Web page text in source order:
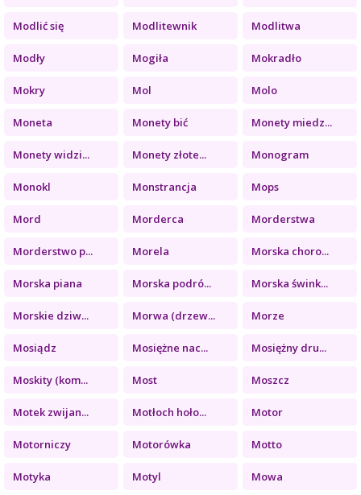
Modlić się Modlitewnik Modlitwa
Modły Mogiła Mokradło
Mokry Mol Molo
Moneta Monety bić Monety miedz...
Monety widzi... Monety złote... Monogram
Monokl Monstrancja Mops
Mord Morderca Morderstwa
Morderstwo p... Morela Morska choro...
Morska piana Morska podró... Morska śwink...
Morskie dziw... Morwa (drzew... Morze
Mosiądz Mosiężne nac... Mosiężny dru...
Moskity (kom... Most Moszcz
Motek zwijan... Motłoch hoło... Motor
Motorniczy Motorówka Motto
Motyka Motyl Mowa